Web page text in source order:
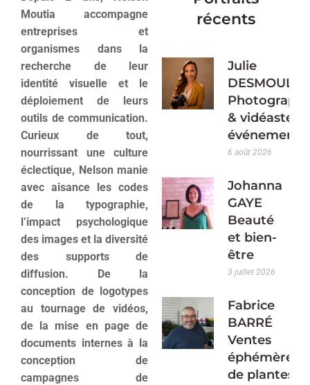
Moutia accompagne
entreprises et
organismes dans la
recherche de leur
identité visuelle et le
déploiement de leurs
outils de communication.
Curieux de tout,
nourrissant une culture
éclectique, Nelson manie
avec aisance les codes
de la typographie,
l’impact psychologique
des images et la diversité
des supports de
diffusion. De la
conception de logotypes
au tournage de vidéos,
de la mise en page de
documents internes à la
conception de
campagnes de
récents
Julie
& vidéaste
6 août 2026
Johanna
GAYE
Beauté
et bien-
être
3 juillet 2026
Fabrice
BARRÉ
Ventes
éphémères
de plantes